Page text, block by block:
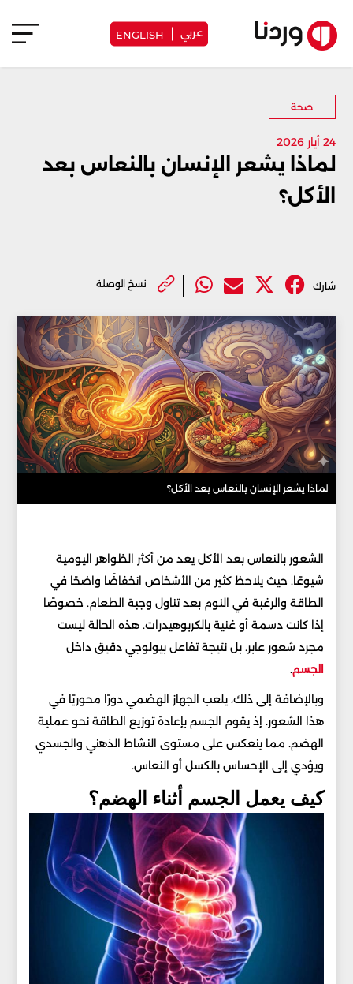
عربي ENGLISH
صحة
24 أيار 2026
لماذا يشعر الإنسان بالنعاس بعد
الأكل؟
شارك نسخ الوصلة
لماذا يشعر الإنسان بالنعاس بعد الأكل؟
الشعور بالنعاس بعد الأكل يعد من أكثر الظواهر اليومية
شيوعًا. حيث يلاحظ كثير من الأشخاص انخفاضًا واضحًا في
الطاقة والرغبة في النوم بعد تناول وجبة الطعام. خصوصًا
إذا كانت دسمة أو غنية بالكربوهيدرات. هذه الحالة ليست
مجرد شعور عابر. بل نتيجة تفاعل بيولوجي دقيق داخل
الجسم.
وبالإضافة إلى ذلك، يلعب الجهاز الهضمي دورًا محوريًا في
هذا الشعور. إذ يقوم الجسم بإعادة توزيع الطاقة نحو عملية
الهضم. مما ينعكس على مستوى النشاط الذهني والجسدي
ويؤدي إلى الإحساس بالكسل أو النعاس.
كيف يعمل الجسم أثناء الهضم؟